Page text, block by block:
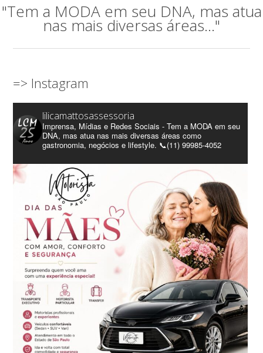
"Tem a MODA em seu DNA, mas atua
nas mais diversas áreas..."
=> Instagram
lilicamattosassessoria
Imprensa, Mídias e Redes Sociais - Tem a MODA em seu
DNA, mas atua nas mais diversas áreas como
gastronomia, negócios e lifestyle. 📞(11) 99985-4052